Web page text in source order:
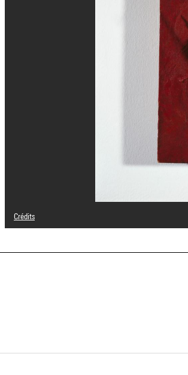
Crédits
© Yves Reynier
Réf. image : 4R09687 [1990 CX 0407]